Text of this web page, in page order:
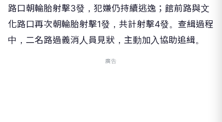
路口朝輪胎射擊3發，犯嫌仍持續逃逸；館前路與文
化路口再次朝輪胎射擊1發，共計射擊4發。查緝過程
中，二名路過義消人員見狀，主動加入協助追緝。
廣告